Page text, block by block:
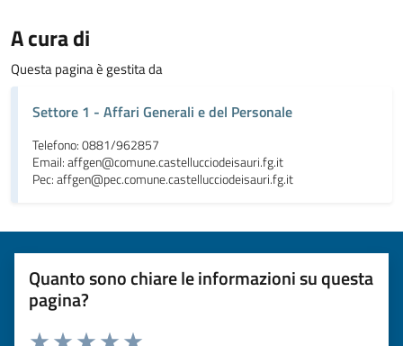
A cura di
Questa pagina è gestita da
Settore 1 - Affari Generali e del Personale
Telefono: 0881/962857
Email: affgen@comune.castellucciodeisauri.fg.it
Pec: affgen@pec.comune.castellucciodeisauri.fg.it
Quanto sono chiare le informazioni su questa
pagina?
Valuta da 1 a 5 stelle la pagina